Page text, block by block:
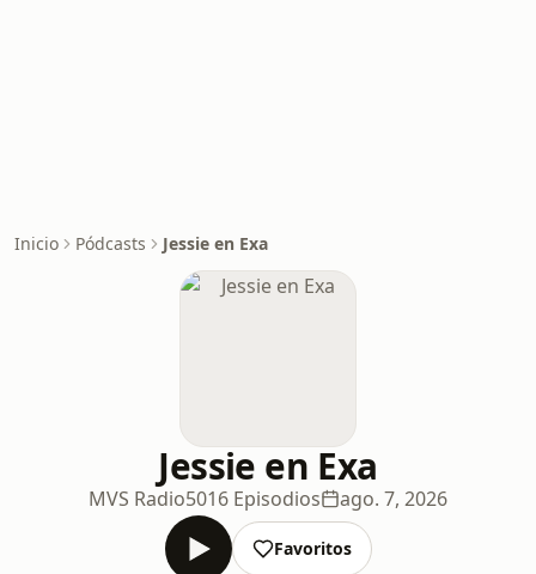
Inicio Pódcasts Jessie en Exa
Jessie en Exa
MVS Radio5016 Episodios ago. 7, 2026
Favoritos